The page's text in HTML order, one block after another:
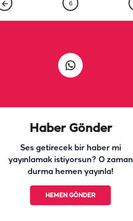
6
Haber Gönder
Ses getirecek bir haber mi
yayınlamak istiyorsun? O zaman
durma hemen yayınla!
HEMEN GÖNDER